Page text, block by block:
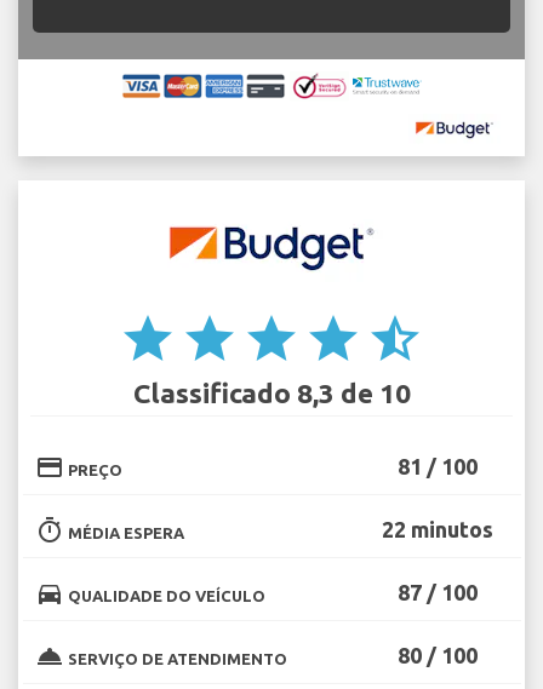
star star star star star_half
Classificado 8,3 de 10
credit_card PREÇO 81 / 100
timer MÉDIA ESPERA 22 minutos
directions_car QUALIDADE DO VEÍCULO 87 / 100
room_service SERVIÇO DE ATENDIMENTO 80 / 100